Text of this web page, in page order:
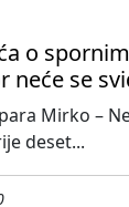
o
neće se
Mirko –
deset...